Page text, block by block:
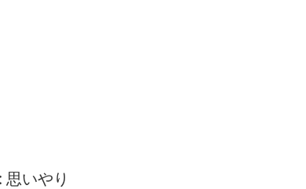
思いやり